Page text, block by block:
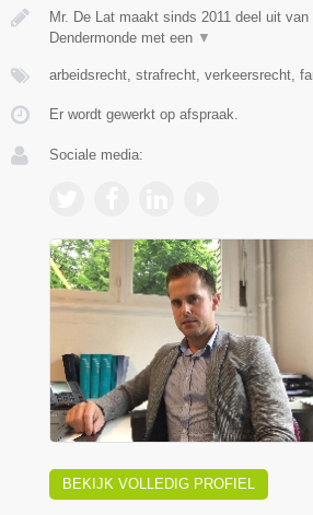
Mr. De Lat maakt sinds 2011 deel uit
Dendermonde met een ▼
arbeidsrecht, strafrecht, verkeersrecht,
Er wordt gewerkt op afspraak.
Sociale media:
BEKIJK VOLLEDIG PROFIEL